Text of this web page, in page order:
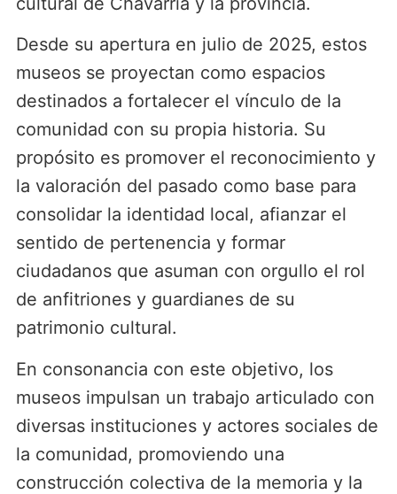
Desde su apertura en julio de 2025, estos
museos se proyectan como espacios
destinados a fortalecer el vínculo de la
comunidad con su propia historia. Su
propósito es promover el reconocimiento y
la valoración del pasado como base para
consolidar la identidad local, afianzar el
sentido de pertenencia y formar
ciudadanos que asuman con orgullo el rol
de anfitriones y guardianes de su
patrimonio cultural.
En consonancia con este objetivo, los
museos impulsan un trabajo articulado con
diversas instituciones y actores sociales de
la comunidad, promoviendo una
construcción colectiva de la memoria y la